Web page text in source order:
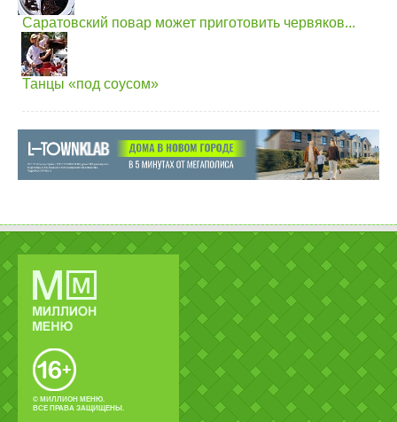
Саратовский повар может приготовить червяков...
Танцы «под соусом»
© МИЛЛИОН МЕНЮ.
ВСЕ ПРАВА ЗАЩИЩЕНЫ.